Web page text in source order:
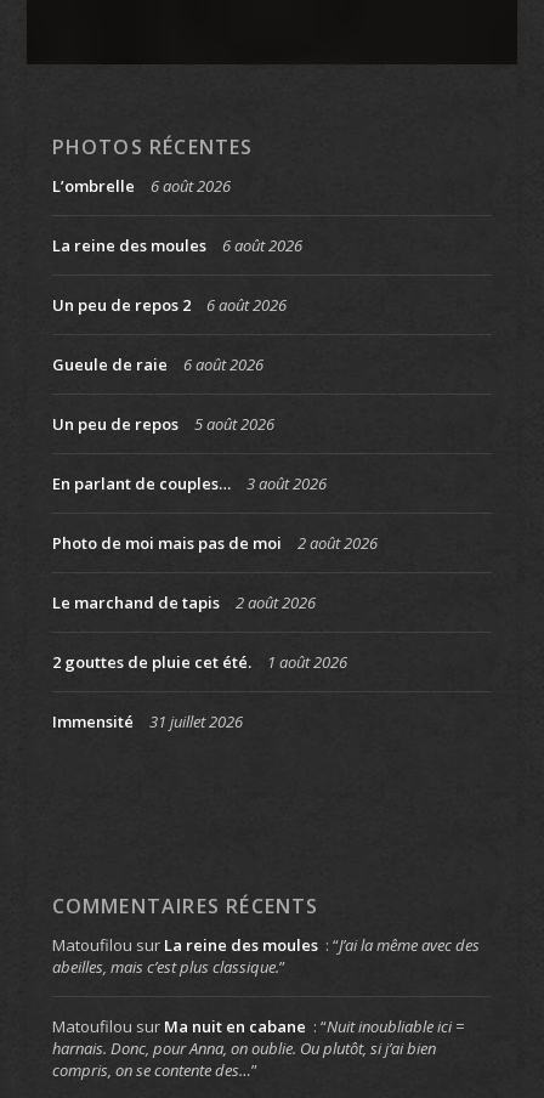
PHOTOS RÉCENTES
L’ombrelle 6 août 2026
La reine des moules 6 août 2026
Un peu de repos 2 6 août 2026
Gueule de raie 6 août 2026
Un peu de repos 5 août 2026
En parlant de couples… 3 août 2026
Photo de moi mais pas de moi 2 août 2026
Le marchand de tapis 2 août 2026
2 gouttes de pluie cet été. 1 août 2026
Immensité 31 juillet 2026
COMMENTAIRES RÉCENTS
Matoufilou sur La reine des moules : “J’ai la même avec des
abeilles, mais c’est plus classique.”
Matoufilou sur Ma nuit en cabane : “Nuit inoubliable ici =
harnais. Donc, pour Anna, on oublie. Ou plutôt, si j’ai bien
compris, on se contente des…”